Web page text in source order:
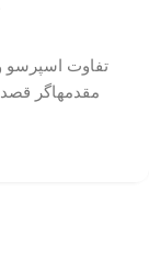
تفاوت اسپرسو و
مقدمهاگر